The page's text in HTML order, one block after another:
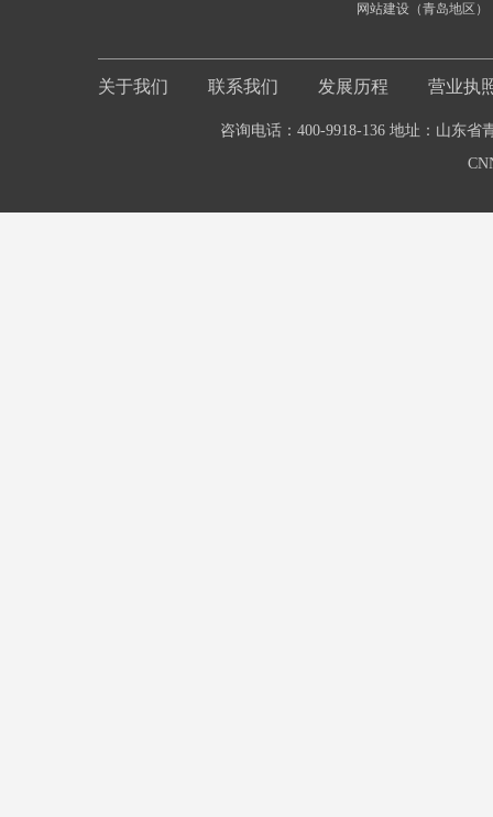
网站建设（青岛地区）
关于我们 联系我们 发展历程 营业执
咨询电话：400-9918-136 地址：山东省